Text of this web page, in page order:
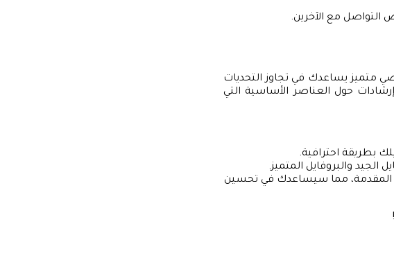
التواصل مع الآخرين.
متميز يساعدك في تجاوز التحديات
حول العناصر الأساسية التي
بطريقة احترافية.
الجيد والبروفايل المتميز.
المقدمة، مما سيساعدك في تحسين